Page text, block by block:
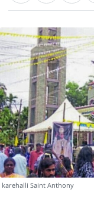
a
t
p
c
e
o
k
karehalli Saint Anthony